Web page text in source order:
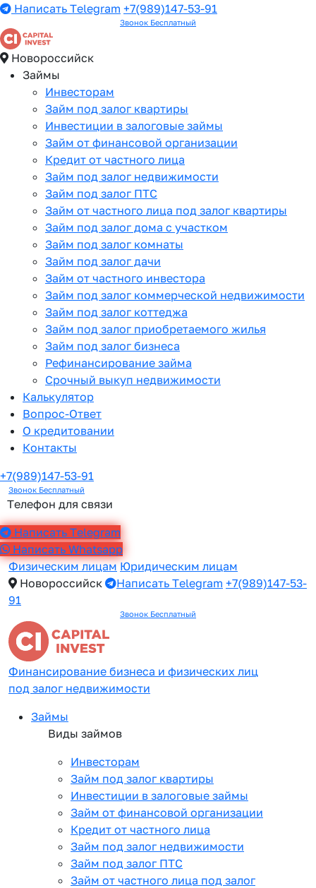
Написать Telegram +7(989)147-53-91
Звонок Бесплатный
Новороссийск
Займы
Инвесторам
Займ под залог квартиры
Инвестиции в залоговые займы
Займ от финансовой организации
Кредит от частного лица
Займ под залог недвижимости
Займ под залог ПТС
Займ от частного лица под залог квартиры
Займ под залог дома с участком
Займ под залог комнаты
Займ под залог дачи
Займ от частного инвестора
Займ под залог коммерческой недвижимости
Займ под залог коттеджа
Займ под залог приобретаемого жилья
Займ под залог бизнеса
Рефинансирование займа
Срочный выкуп недвижимости
Калькулятор
Вопрос-Ответ
О кредитовании
Контакты
+7(989)147-53-91
Звонок Бесплатный
Телефон для связи
Написать Telegram
Написать Whatsapp
Физическим лицам Юридическим лицам
Новороссийск
Написать Telegram +7(989)147-53-
91
Звонок Бесплатный
Финансирование бизнеса и физических лиц
под залог недвижимости
Займы
Виды займов
Инвесторам
Займ под залог квартиры
Инвестиции в залоговые займы
Займ от финансовой организации
Кредит от частного лица
Займ под залог недвижимости
Займ под залог ПТС
Займ от частного лица под залог